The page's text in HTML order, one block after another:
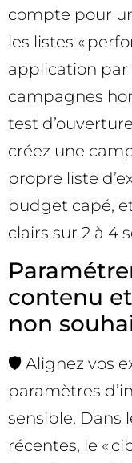
compte pour
les listes «
application
campagnes
test
créez une
propre liste
budget capé,
clairs sur 2 à 4
contenu
non
🛡️ Alignez vos
paramètres
sensible. Dans
récentes, le «